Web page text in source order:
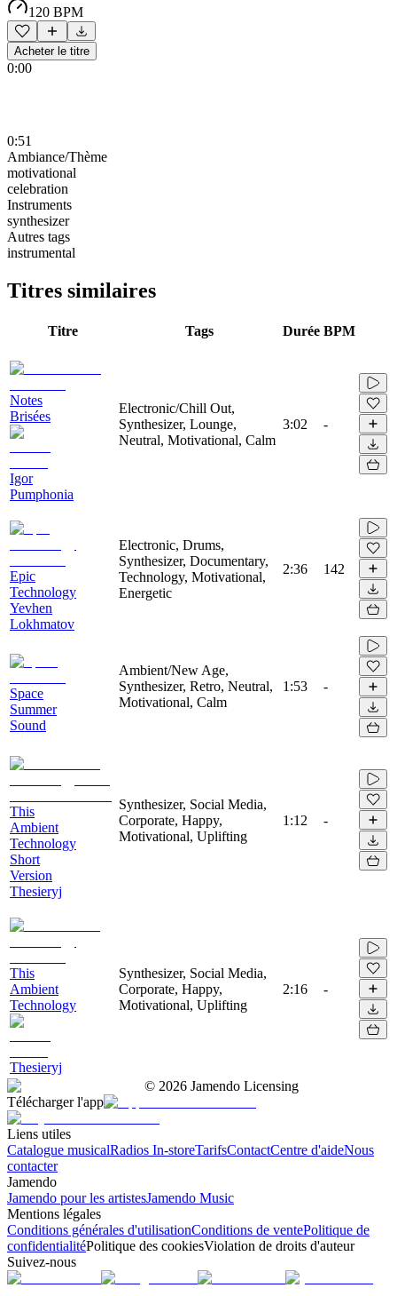
120 BPM
Acheter le titre
0:00
0:51
Ambiance/Thème
motivational
celebration
Instruments
synthesizer
Autres tags
instrumental
Titres similaires
Titre Tags Durée BPM
Notes
Brisées
Igor
Pumphonia
Electronic/Chill Out,
Synthesizer, Lounge,
Neutral, Motivational, Calm
3:02 -
Epic
Technology
Yevhen
Lokhmatov
Electronic, Drums,
Synthesizer, Documentary,
Technology, Motivational,
Energetic
2:36 142
Space
Summer
Sound
Ambient/New Age,
Synthesizer, Retro, Neutral,
Motivational, Calm
1:53 -
This
Ambient
Technology
Short
Version
Thesieryj
Synthesizer, Social Media,
Corporate, Happy,
Motivational, Uplifting
1:12 -
This
Ambient
Technology
Thesieryj
Synthesizer, Social Media,
Corporate, Happy,
Motivational, Uplifting
2:16 -
© 2026 Jamendo Licensing
Télécharger l'app
Liens utiles
Catalogue musicalRadios In-storeTarifsContactCentre d'aideNous
contacter
Jamendo
Jamendo pour les artistesJamendo Music
Mentions légales
Conditions générales d'utilisationConditions de ventePolitique de
confidentialitéPolitique des cookiesViolation de droits d'auteur
Suivez-nous